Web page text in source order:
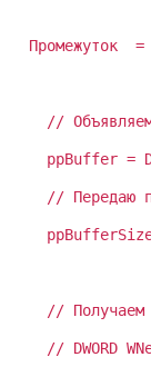
Промежуток =
// Объявляем
ppBuffer =
// Передаю
ppBufferSize
// Получаем
// DWORD